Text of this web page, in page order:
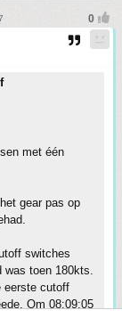
met één
gear pas op
switches
was toen 180kts.
eerste cutoff
Om 08:09:05